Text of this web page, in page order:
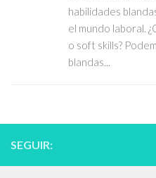
habilidades
el mundo laboral.
o soft skills?
blandas...
SEGUIR: